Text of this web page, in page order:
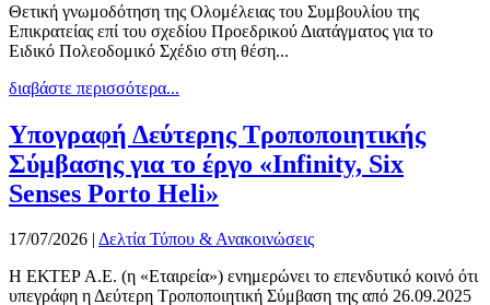
Θετική γνωμοδότηση της Ολομέλειας του Συμβουλίου της
Επικρατείας επί του σχεδίου Προεδρικού Διατάγματος για το
Ειδικό Πολεοδομικό Σχέδιο στη θέση...
διαβάστε περισσότερα...
Υπογραφή Δεύτερης Τροποποιητικής
Σύμβασης για το έργο «Infinity, Six
Senses Porto Heli»
17/07/2026 | Δελτία Τύπου & Ανακοινώσεις
Η ΕΚΤΕΡ Α.Ε. (η «Εταιρεία») ενημερώνει το επενδυτικό κοινό ότι
υπεγράφη η Δεύτερη Τροποποιητική Σύμβαση της από 26.09.2025